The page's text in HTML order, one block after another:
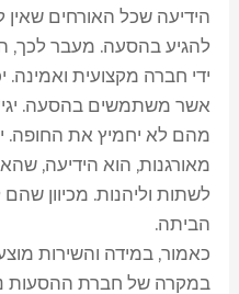
הידיעה שכל האורחים שאין
להגיע בהסעה. מעבר לכך,
ידי חברה מקצועית
אשר משתמשים בהסעה.
מהם לא יחמיץ את החופה.
מאורגנות, הוא הידיעה,
לשתות וליהנות. מכיוון
הביתה.
כאמור, במידה והשירות
במקרה של חברת ההסעות